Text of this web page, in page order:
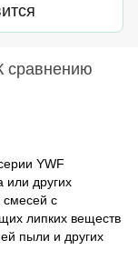
сравнению
YWF
или других
смесей с
липких веществ
пыли и других